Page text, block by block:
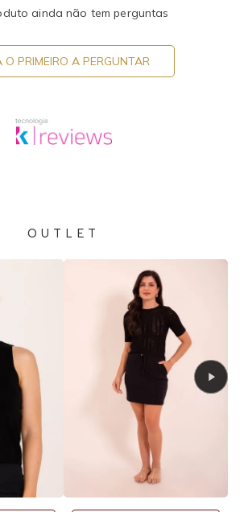
ainda não tem perguntas
O PRIMEIRO A PERGUNTAR
OUTLET